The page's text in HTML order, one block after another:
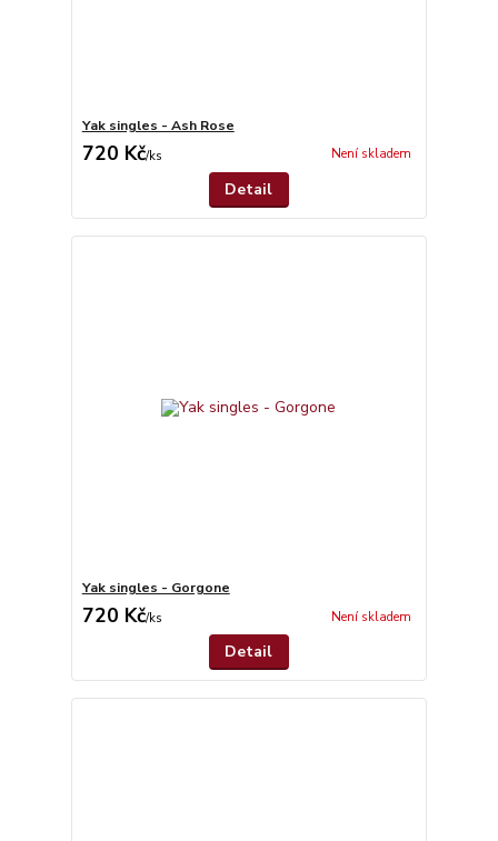
Yak singles - Ash Rose
720 Kč/ks Není skladem
Detail
Yak singles - Gorgone
720 Kč/ks Není skladem
Detail